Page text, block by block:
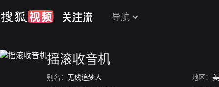
导航
摇滚收音机
别名： 无线追梦人 地区：